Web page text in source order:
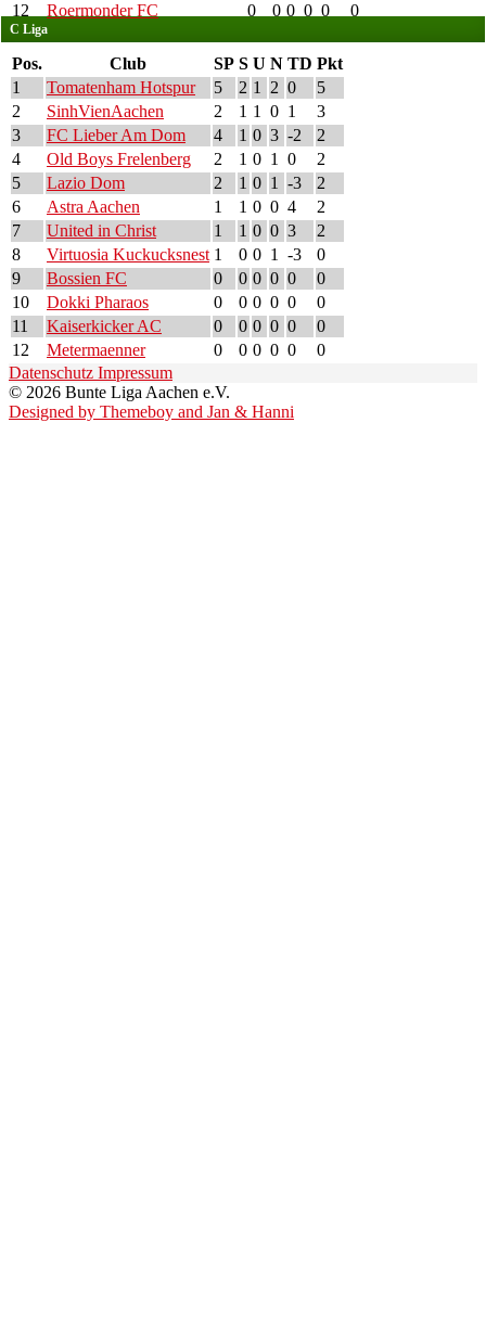
12
Roermonder FC 0 0 0 0 0 0
C Liga
Pos. Club SP S U N TD Pkt
1
Tomatenham Hotspur 5 2 1 2 0
5
2
SinhVienAachen 2 1 1 0 1
3
3
FC Lieber Am Dom 4 1 0 3 -2
2
4
Old Boys Frelenberg 2 1 0 1 0
2
5
Lazio Dom 2 1 0 1 -3
2
6
Astra Aachen 1 1 0 0 4
2
7
United in Christ 1 1 0 0 3
2
8
Virtuosia Kuckucksnest 1 0 0 1 -3
0
9
Bossien FC 0 0 0 0 0
0
10
Dokki Pharaos 0 0 0 0 0
0
11
Kaiserkicker AC 0 0 0 0 0
0
12
Metermaenner 0 0 0 0 0
0
Datenschutz Impressum
© 2026 Bunte Liga Aachen e.V.
Designed by Themeboy and Jan & Hanni